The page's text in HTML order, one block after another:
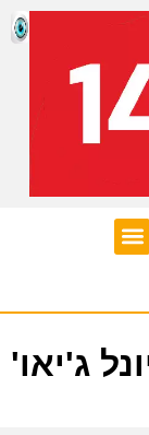
ג'יאו'